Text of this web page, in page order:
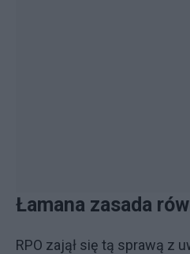
Łamana zasada
RPO zajął się tą sprawą z